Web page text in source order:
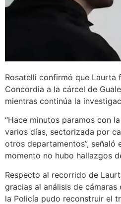
Rosatelli confirmó que Laurta
Concordia a la cárcel de
mientras continúa la
“Hace minutos paramos con
varios días, sectorizada por
otros departamentos”, señaló
momento no hubo hallazgos
Respecto al recorrido de
gracias al análisis de
la Policía pudo reconstruir el